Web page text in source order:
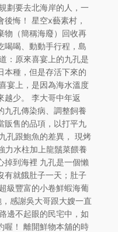
劃要去北海岸的人，一
悔！ 星空x藝素村，
物（簡稱海廢）回收再
喝喝、動動手行程，島
：原來喜宴上的九孔是
本種，但是存活下來的
宴上，是因為海水溫度
越少。 李大哥中年返
九孔傳染病、調整飼養
販售的品項，以打平九
孔跟鮑魚的差異， 現烤
力水柱加上龍鬚菜餵養
掉到海裡 九孔是一個懶
有就餓肚子一天；肚子
級豐富的小卷鮮蝦海葡
感謝吳大哥跟大嫂一直
邊不起眼的民宅中，如
喔！ 離開鮮物本舖的時